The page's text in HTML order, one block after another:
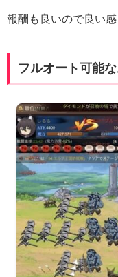
報酬も良いので良い
フルオート可能